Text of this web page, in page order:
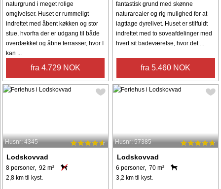
naturgrund i meget rolige
omgivelser. Huset er rummeligt
indrettet med åbent køkken og stor
stue, hvorfra der er udgang til både
overdækket og åbne terrasser, hvor I
kan ...
fra 4.729 NOK
fantastisk grund med skønne
naturarealer og rig mulighed for at
iagttage dyrelivet. Huset er stilfuldt
indrettet med to soveafdelinger med
hvert sit badeværelse, hvor det ...
fra 5.460 NOK
Husnr: 4345
Lodskovvad
8 personer, 92 m²
2,8 km til kyst.
Husnr: 57385
Lodskovvad
6 personer, 70 m²
3,2 km til kyst.